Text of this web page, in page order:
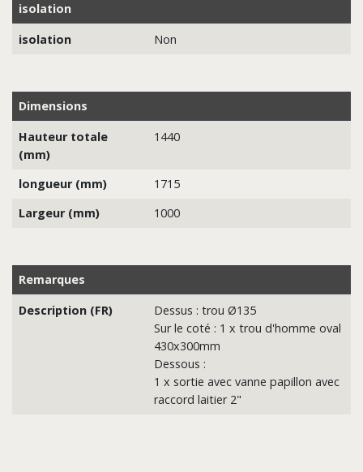
isolation
isolation
Non
Dimensions
Hauteur totale
(mm)
1440
longueur (mm)
1715
Largeur (mm)
1000
Remarques
Description (FR)
Dessus : trou Ø135
Sur le coté : 1 x trou d'homme oval
430x300mm
Dessous :
1 x sortie avec vanne papillon avec
raccord laitier 2"